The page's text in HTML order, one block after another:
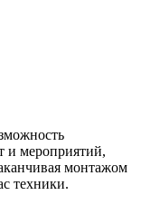
и мероприятий,
монтажом
техники.